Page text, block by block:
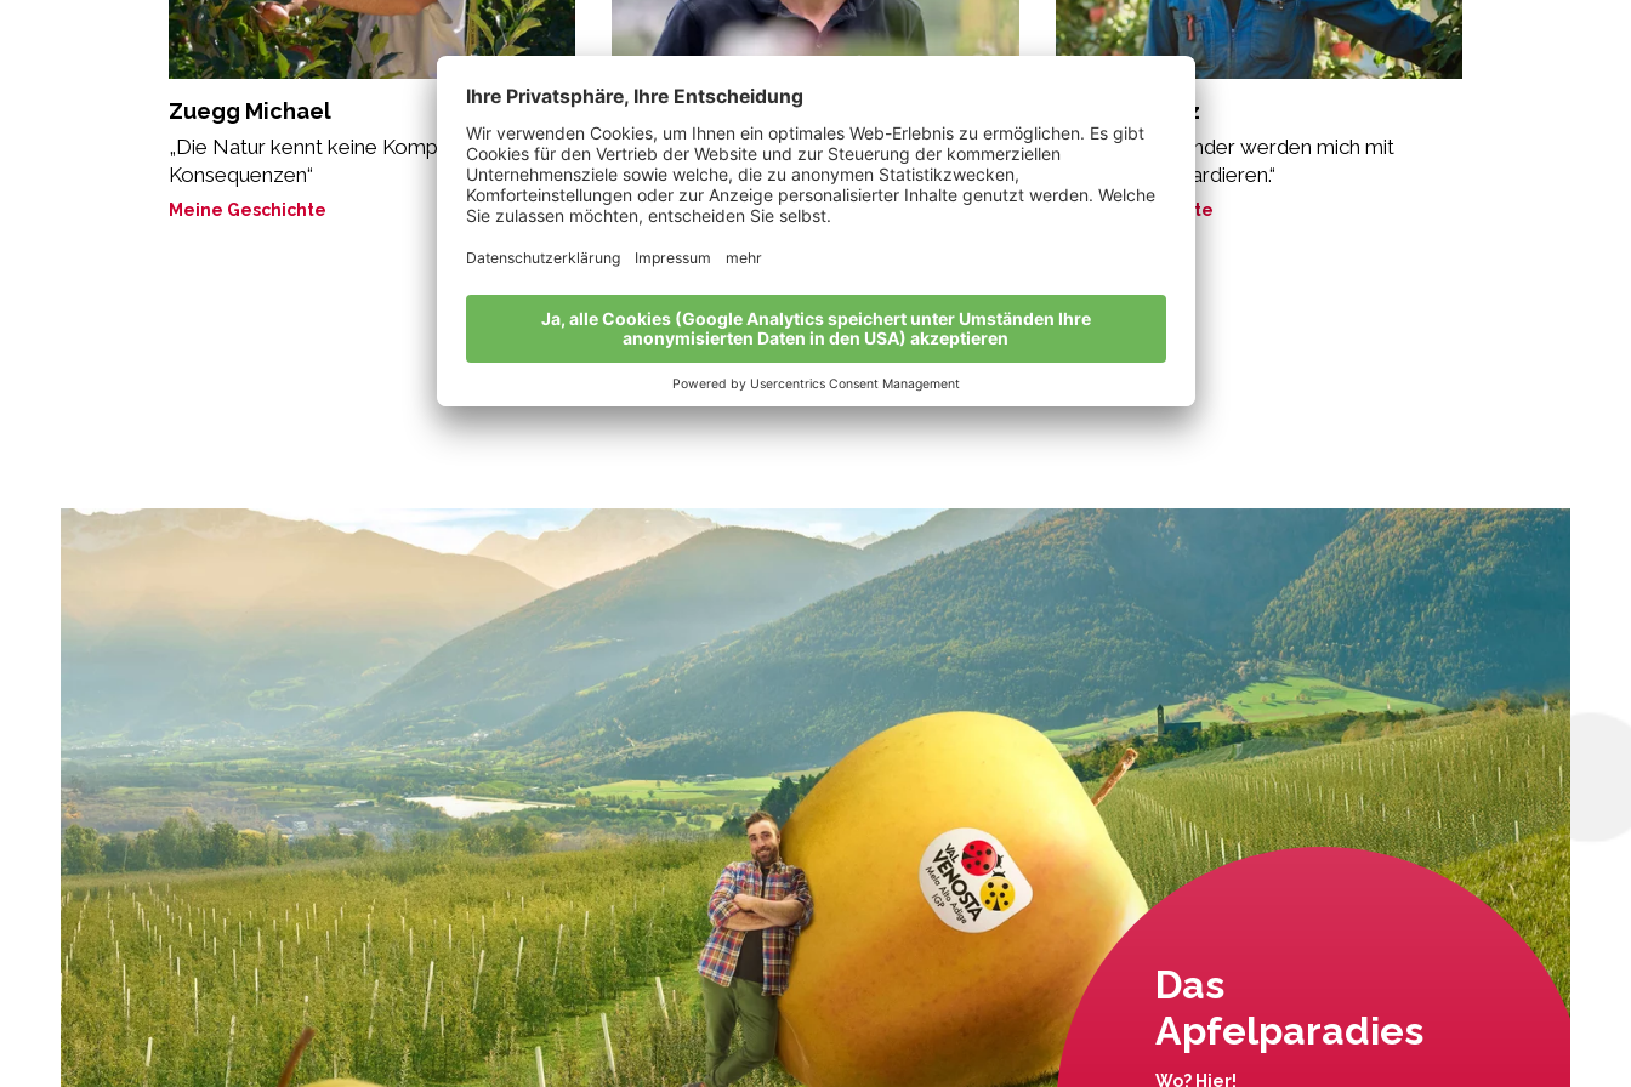
Zuegg Michael
„Die Natur kennt keine Kompromisse, nur
Konsequenzen“
Meine Geschichte
Pinzger Martin
“Die Äpfel. Ein Naturtalent.”
Meine Geschichte
Metz Vinzenz
„Meine Enkelkinder werden mich mit
Neugier bombardieren.“
Meine Geschichte
Alle Bio-Bauern im Überblick
Das
Apfelparadies
Wo? Hier!